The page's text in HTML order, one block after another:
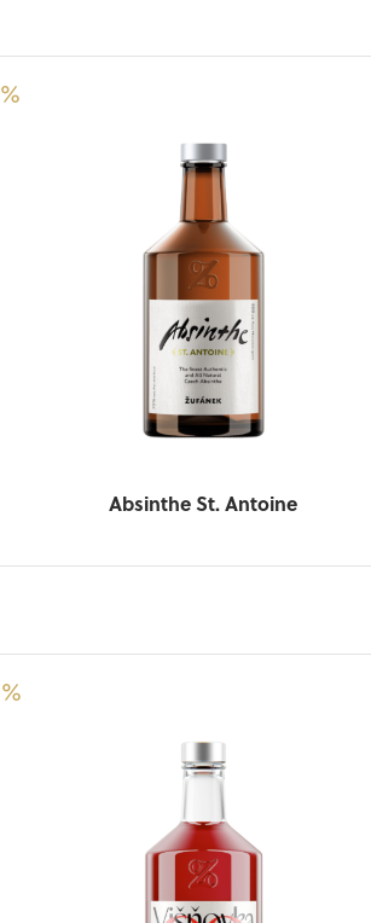
Absinthe St. Antoine
%
%